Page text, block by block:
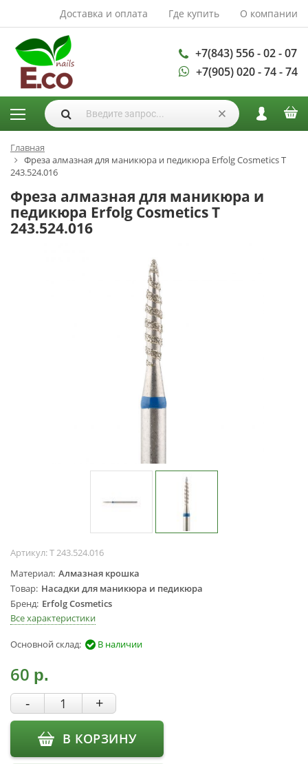
Доставка и оплата Где купить О компании
+7(843) 556 - 02 - 07
+7(905) 020 - 74 - 74
АКСЕССУАРЫ И
РАСХОДНЫЕ
МАТЕРИАЛЫ
Аксессуары
Запасные
лампы
Кисти
Одноразовая
продукция
ГЕЛЬ ЛАКИ
База для гель
Пылесосы
Стерилизаторы
УЗ-ванны
Фрезы и
Хранение
инструмента
РАСПРОДАЖА
Главная
Фреза алмазная для маникюра и педикюра Erfolg Cosmetics Т
243.524.016
Фреза алмазная для маникюра и
педикюра Erfolg Cosmetics Т
243.524.016
Артикул:Т 243.524.016
Материал Алмазная крошка
Товар Насадки для маникюра и педикюра
Бренд Erfolg Cosmetics
Все характеристики
Основной склад: В наличии
60 р.
- +
В КОРЗИНУ